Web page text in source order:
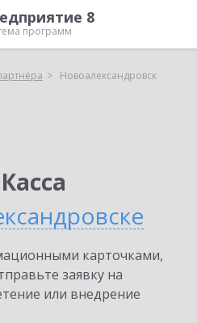
8
программ
Новоалександровск
карточками,
заявку на
или внедрение